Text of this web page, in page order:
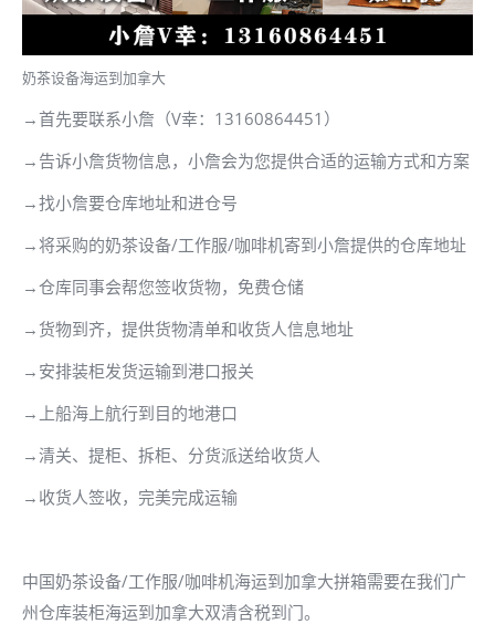
奶茶设备海运到加拿大
→首先要联系小詹（V幸：13160864451）
→告诉小詹货物信息，小詹会为您提供合适的运输方式和方案
→找小詹要仓库地址和进仓号
→将采购的奶茶设备/工作服/咖啡机寄到小詹提供的仓库地址
→仓库同事会帮您签收货物，免费仓储
→货物到齐，提供货物清单和收货人信息地址
→安排装柜发货运输到港口报关
→上船海上航行到目的地港口
→清关、提柜、拆柜、分货派送给收货人
→收货人签收，完美完成运输
中国奶茶设备/工作服/咖啡机海运到加拿大拼箱需要在我们广
州仓库装柜海运到加拿大双清含税到门。